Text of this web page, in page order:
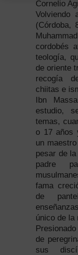
Cornelio
Volviendo
(Córdoba,
cordobés
teología,
de oriente
recogía
chiitas e
Ibn
estudio,
temas,
o 17 años
un
pesar de
padre
fama
de
único de la
de
sus